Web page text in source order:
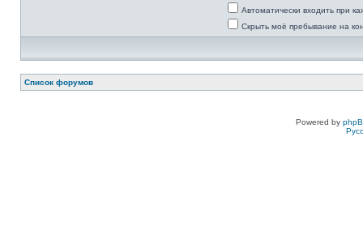
Автоматически входить при
Скрыть моё пребывание на
Список форумов
Powered by